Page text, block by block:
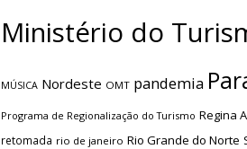
Ministério do
MÚSICA Nordeste OMT pandemia
Programa de Regionalização do Turismo Regina
retomada rio de janeiro Rio Grande do Norte